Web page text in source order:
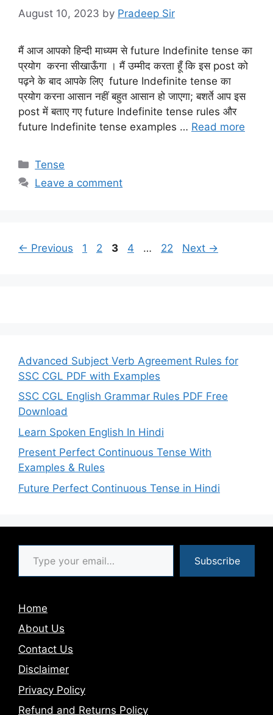
August 10, 2023 by Pradeep Sir
मैं आज आपको हिन्दी माध्यम से future Indefinite tense का
प्रयोग करना सीखाऊँगा । मैं उम्मीद करता हूँ कि इस post को
पढ़ने के बाद आपके लिए future Indefinite tense का
प्रयोग करना आसान नहीं बहुत आसान हो जाएगा; बशर्ते आप इस
post में बताए गए future Indefinite tense rules और
future Indefinite tense examples … Read more
Categories
Tense
Leave a comment
← Previous Page
1 Page
2 Page
3 Page
4 … Page
22 Next →
Advanced Subject Verb Agreement Rules for
SSC CGL PDF with Examples
SSC CGL English Grammar Rules PDF Free
Download
Learn Spoken English In Hindi
Present Perfect Continuous Tense With
Examples & Rules
Future Perfect Continuous Tense in Hindi
Type your email…
Subscribe
Home
About Us
Contact Us
Disclaimer
Privacy Policy
Refund and Returns Policy